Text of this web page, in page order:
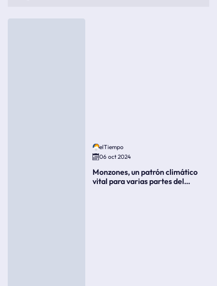
elTiempo
06 oct 2024
Monzones, un patrón climático
vital para varias partes del